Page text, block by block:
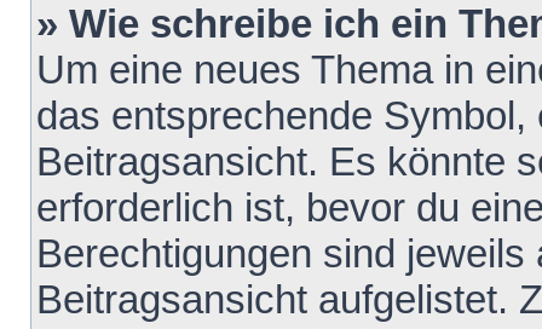
» Wie schreibe ich ein
Um eine neues Thema in
das entsprechende
Beitragsansicht. Es könnte
erforderlich ist, bevor du
Berechtigungen sind
Beitragsansicht aufgelistet.